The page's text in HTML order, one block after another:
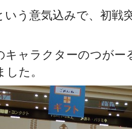
いう意気込みで、初戦
キャラクターのつがー
た。